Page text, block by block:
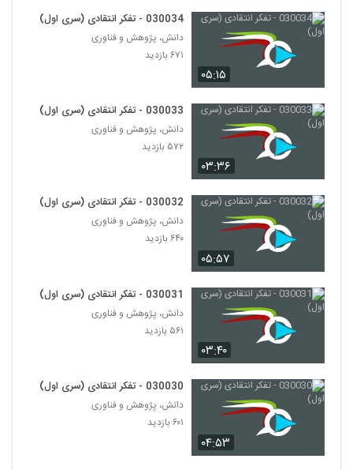
030041 - نظریه انتخاب عقلانی
34
030029 - تفکر انتقادی (سری اول)
030030 - تفکر انتقادی (سری اول)
۶۰۱ بازدید
030031 - تفکر انتقادی (سری اول)
37
030032 - تفکر انتقادی (سری اول)
030033 - تفکر انتقادی (سری اول)
030034 - تفکر انتقادی (سری اول)
۶۷۱ بازدید
۰۵:۱۵
030034 - تفکر انتقادی (سری اول)
دانش، پژوهش و فناوری
۶۷۱ بازدید
۰۳:۳۶
030033 - تفکر انتقادی (سری اول)
دانش، پژوهش و فناوری
۵۷۲ بازدید
۰۵:۵۷
030032 - تفکر انتقادی (سری اول)
دانش، پژوهش و فناوری
۶۴۰ بازدید
۰۳:۴۰
030031 - تفکر انتقادی (سری اول)
دانش، پژوهش و فناوری
۵۶۱ بازدید
۰۴:۵۳
030030 - تفکر انتقادی (سری اول)
دانش، پژوهش و فناوری
۶۰۱ بازدید